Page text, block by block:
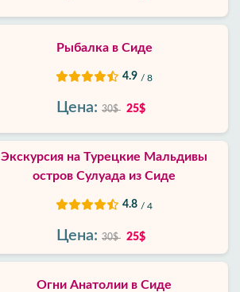
Рыбалка в Сиде
4.9 / 8
Цена: 30$ 25$
Экскурсия на Турецкие Мальдивы
остров Сулуада из Сиде
4.8 / 4
Цена: 30$ 25$
Огни Анатолии в Сиде